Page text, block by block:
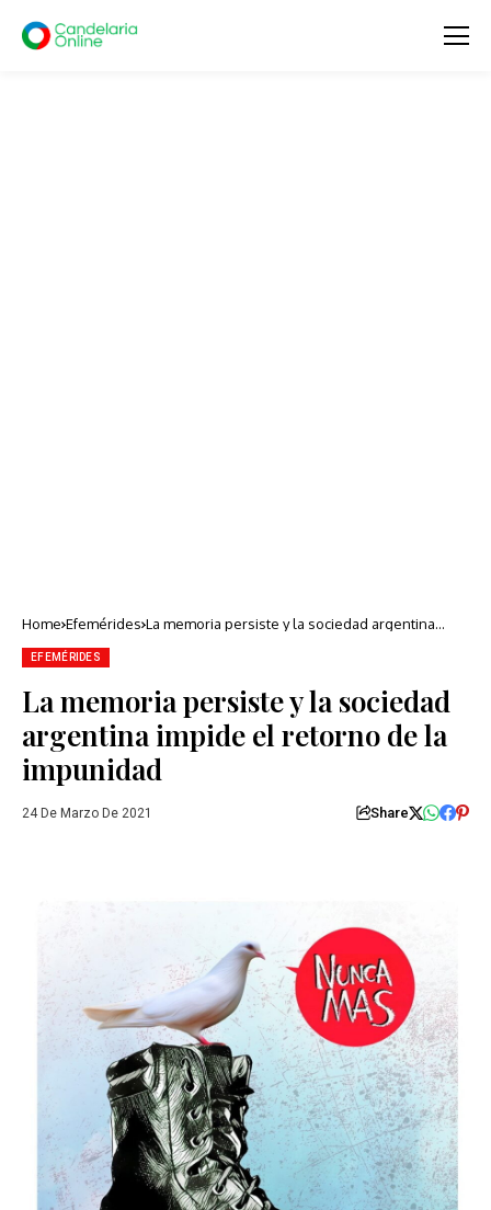
Home Efemérides La memoria persiste y la sociedad argentina
EFEMÉRIDES
La memoria persiste y la sociedad
argentina impide el retorno de la
impunidad
24 De Marzo De 2021 Share